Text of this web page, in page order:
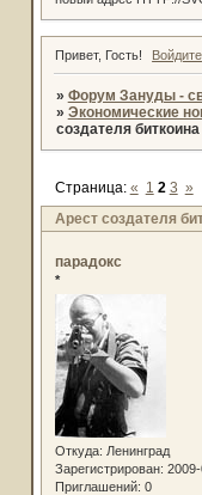
Привет, Гость! Войдите
» Форум Зануды -
» Экономические
создателя биткоина
Арест создателя
Страница: « 1 2 3 »
парадокс
*
Откуда: Ленинград
Зарегистрирован: 2009-
Приглашений: 0